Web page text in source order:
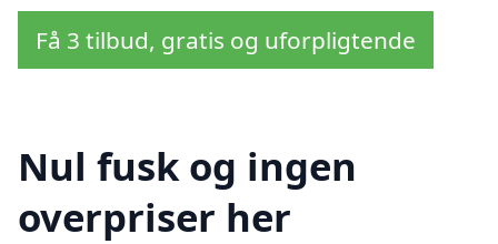
Få 3 tilbud, gratis og uforpligtende
Nul fusk og ingen
overpriser her